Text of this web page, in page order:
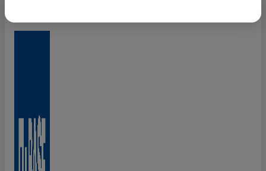
suchen wir Kolleg:innen, die Großartiges schaffen wollen
und an die Innovationskraft großer Ideen glauben. Klingt